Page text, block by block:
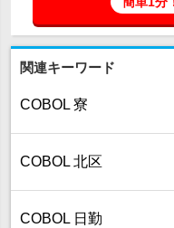
関連キーワード
COBOL 寮
COBOL 北区
COBOL 日勤